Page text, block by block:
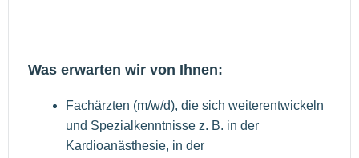
Was erwarten wir von Ihnen:
Fachärzten (m/w/d), die sich weiterentwickeln
und Spezialkenntnisse z. B. in der
Kardioanästhesie, in der